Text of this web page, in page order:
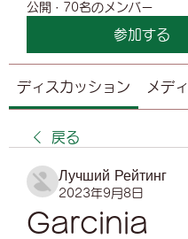
公開 · 70名のメンバー
参加する
ディスカッション メデ
戻る
Лучший Рейтинг
2023年9月8日
Garcinia